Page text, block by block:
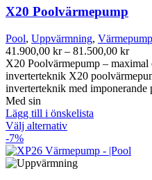
X20 Poolvärmepump
Pool, Uppvärmning,
41.900,00 kr – 81.500,00 kr
till
X20 Poolvärmepump –
inverterteknik X20
inverterteknik med imponerande
Med sin
Lägg till i önskelista
Välj alternativDen
produkten
har
-7%